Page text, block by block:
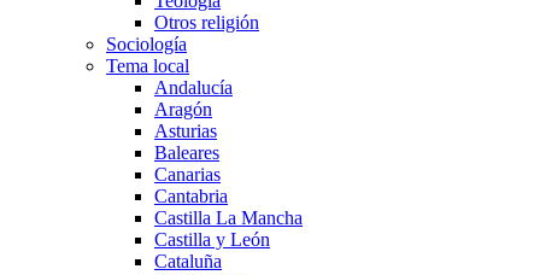
Otros religión
Sociología
Tema local
Andalucía
Aragón
Asturias
Baleares
Canarias
Cantabria
Castilla La Mancha
Castilla y León
Cataluña